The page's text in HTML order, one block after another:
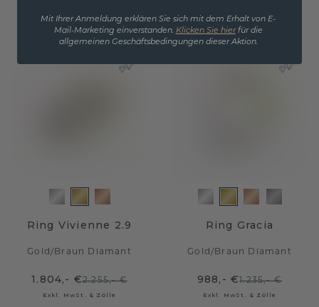
Exkl. MwSt. & Zölle Exkl. MwSt. & Zölle
Ring Vivienne 2.9
Gold / Braun Diamant
1.804,- €2.255,- €
Exkl. MwSt. & Zölle
Ring Gracia
Gold / Braun Diamant
988,- €1.235,- €
Exkl. MwSt. & Zölle
Mit Ihrer Anmeldung erklären Sie sich mit dem Erhalt von E-
Mail-Marketing einverstanden. Klicken Sie hierfür die
allgemeinen Geschäftsbedingungen dieser Aktion.